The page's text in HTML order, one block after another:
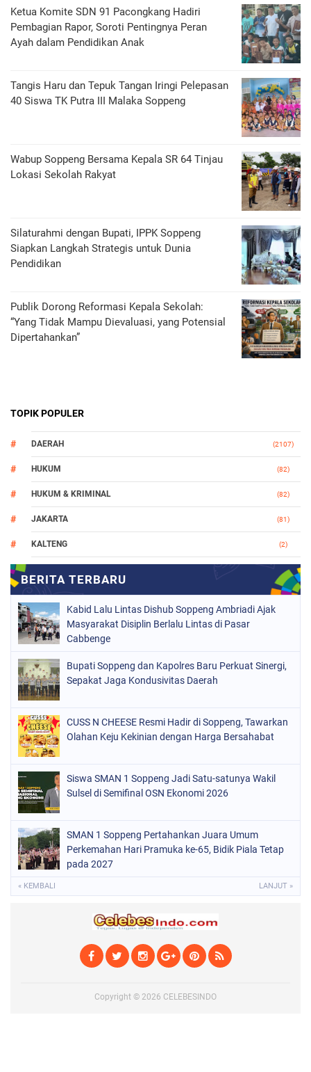
Ketua Komite SDN 91 Pacongkang Hadiri
Pembagian Rapor, Soroti Pentingnya Peran
Ayah dalam Pendidikan Anak
Tangis Haru dan Tepuk Tangan Iringi Pelepasan
40 Siswa TK Putra III Malaka Soppeng
Wabup Soppeng Bersama Kepala SR 64 Tinjau
Lokasi Sekolah Rakyat
Silaturahmi dengan Bupati, IPPK Soppeng
Siapkan Langkah Strategis untuk Dunia
Pendidikan
Publik Dorong Reformasi Kepala Sekolah:
“Yang Tidak Mampu Dievaluasi, yang Potensial
Dipertahankan”
TOPIK POPULER
DAERAH (2107)
HUKUM (82)
HUKUM & KRIMINAL (82)
JAKARTA (81)
KALTENG (2)
(147)
NASIONAL (1021)
ORGANISASI
PERISTIWA
POLITIK (220)
POLRI
SOPPENG (1888)
SULSEL
Kabid Lalu Lintas Dishub Soppeng Ambriadi Ajak
Masyarakat Disiplin Berlalu Lintas di Pasar
Cabbenge
Bupati Soppeng dan Kapolres Baru Perkuat Sinergi,
Sepakat Jaga Kondusivitas Daerah
CUSS N CHEESE Resmi Hadir di Soppeng, Tawarkan
Olahan Keju Kekinian dengan Harga Bersahabat
Siswa SMAN 1 Soppeng Jadi Satu-satunya Wakil
Sulsel di Semifinal OSN Ekonomi 2026
SMAN 1 Soppeng Pertahankan Juara Umum
Perkemahan Hari Pramuka ke-65, Bidik Piala Tetap
pada 2027
« KEMBALI LANJUT »
Copyright © 2026 CELEBESINDO